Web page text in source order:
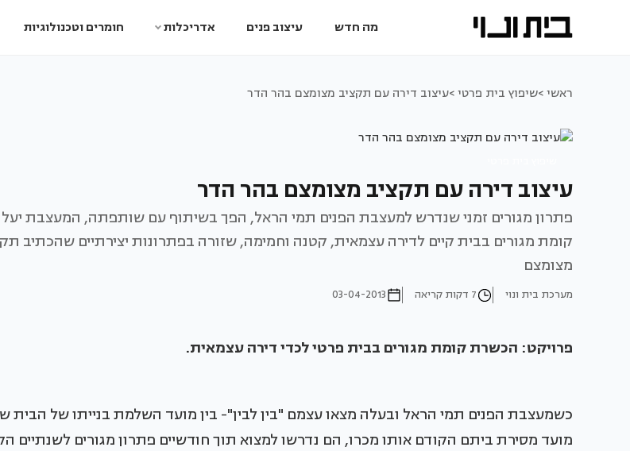
מה חדש עיצוב פנים אדריכלות חומרים וטכנולוגיות
ראשי >שיפוץ בית פרטי >עיצוב דירה עם תקציב מצומצם בהר הדר
עיצוב דירה עם תקציב מצומצם בהר הדר
פתרון מגורים זמני שנדרש למעצבת הפנים תמי הראל, הפך בשיתוף עם שותפתה, המעצבת
קומת מגורים בבית קיים לדירה עצמאית, קטנה וחמימה, שזורה בפתרונות יצירתיים שהכתיב
מצומצם
מערכת בית ונוי 7 דקות קריאה 03-04-2013
פרויקט: הכשרת קומת מגורים בבית פרטי לכדי דירה עצמאית.
כשמעצבת הפנים תמי הראל ובעלה מצאו עצמם "בין לבין"- בין מועד השלמת בנייתו של הבית
מועד מסירת ביתם הקודם אותו מכרו, הם נדרשו למצוא תוך חודשיים פתרון מגורים לשנתיים